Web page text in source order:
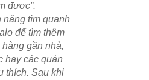
được”.
năng tìm quanh
để tìm thêm
gần nhà,
hay các quán
thích. Sau khi